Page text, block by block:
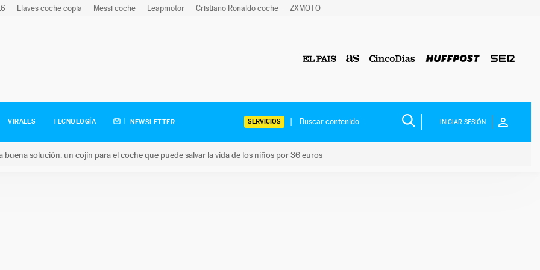
Llaves coche copia Messi coche Leapmotor Cristiano Ronaldo coche ZXMOTO
VIRALES TECNOLOGÍA NEWSLETTER SERVICIOS INICIAR SESIÓN
buena solución: un cojín para el coche que puede salvar la vida de los niños por 36 euros